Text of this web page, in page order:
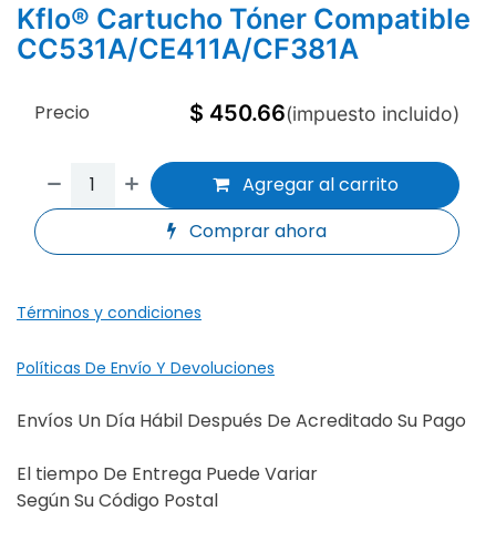
Kflo® Cartucho Tóner Compatible
CC531A/CE411A/CF381A
Agregar al carrito
Comprar ahora
Precio $ 450.66(impuesto incluido)
Términos y condiciones
Políticas De Envío Y Devoluciones
Envíos Un Día Hábil Después De Acreditado Su Pago
El tiempo De Entrega Puede Variar
Según Su Código Postal